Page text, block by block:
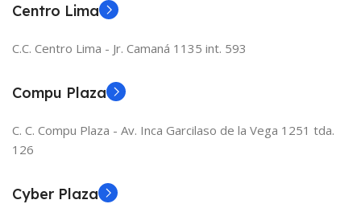
Centro Lima
C.C. Centro Lima - Jr. Camaná 1135 int. 593
Compu Plaza
C. C. Compu Plaza - Av. Inca Garcilaso de la Vega 1251 tda.
126
Cyber Plaza